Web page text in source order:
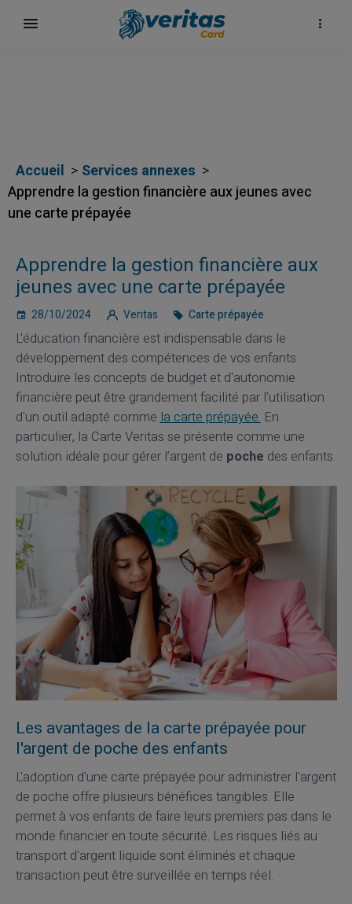
Accueil
Services annexes
Apprendre la gestion financière aux jeunes avec
une carte prépayée
Apprendre la gestion financière aux
jeunes avec une carte prépayée
28/10/2024 Veritas Carte prépayée
L'éducation financière est indispensable dans le
développement des compétences de vos enfants.
Introduire les concepts de budget et d'autonomie
financière peut être grandement facilité par l'utilisation
d'un outil adapté commela carte prépayée.En
particulier, la Carte Veritas se présente comme une
solution idéale pour gérer l’argent de poche des enfants.
Les avantages de la carte prépayée pour
l'argent de poche des enfants
L'adoption d'une carte prépayée pour administrer l'argent
de poche offre plusieurs bénéfices tangibles. Elle
permet à vos enfants de faire leurs premiers pas dans le
monde financier en toute sécurité. Les risques liés au
transport d'argent liquide sont éliminés et chaque
transaction peut être surveillée en temps réel.